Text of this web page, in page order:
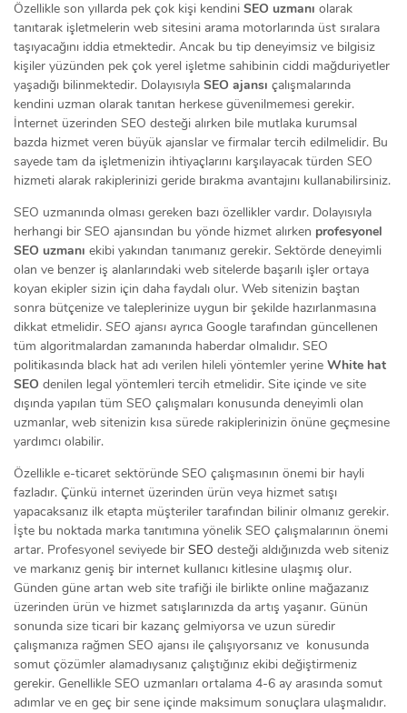
Özellikle son yıllarda pek çok kişi kendini SEO uzmanı olarak
tanıtarak işletmelerin web sitesini arama motorlarında üst sıralara
taşıyacağını iddia etmektedir. Ancak bu tip deneyimsiz ve bilgisiz
kişiler yüzünden pek çok yerel işletme sahibinin ciddi mağduriyetler
yaşadığı bilinmektedir. Dolayısıyla SEO ajansı çalışmalarında
kendini uzman olarak tanıtan herkese güvenilmemesi gerekir.
İnternet üzerinden SEO desteği alırken bile mutlaka kurumsal
bazda hizmet veren büyük ajanslar ve firmalar tercih edilmelidir. Bu
sayede tam da işletmenizin ihtiyaçlarını karşılayacak türden SEO
hizmeti alarak rakiplerinizi geride bırakma avantajını kullanabilirsiniz.
SEO uzmanında olması gereken bazı özellikler vardır. Dolayısıyla
herhangi bir SEO ajansından bu yönde hizmet alırken profesyonel
SEO uzmanı ekibi yakından tanımanız gerekir. Sektörde deneyimli
olan ve benzer iş alanlarındaki web sitelerde başarılı işler ortaya
koyan ekipler sizin için daha faydalı olur. Web sitenizin baştan
sonra bütçenize ve taleplerinize uygun bir şekilde hazırlanmasına
dikkat etmelidir. SEO ajansı ayrıca Google tarafından güncellenen
tüm algoritmalardan zamanında haberdar olmalıdır. SEO
politikasında black hat adı verilen hileli yöntemler yerine White hat
SEO denilen legal yöntemleri tercih etmelidir. Site içinde ve site
dışında yapılan tüm SEO çalışmaları konusunda deneyimli olan
uzmanlar, web sitenizin kısa sürede rakiplerinizin önüne geçmesine
yardımcı olabilir.
Özellikle e-ticaret sektöründe SEO çalışmasının önemi bir hayli
fazladır. Çünkü internet üzerinden ürün veya hizmet satışı
yapacaksanız ilk etapta müşteriler tarafından bilinir olmanız gerekir.
İşte bu noktada marka tanıtımına yönelik SEO çalışmalarının önemi
artar. Profesyonel seviyede bir SEO desteği aldığınızda web siteniz
ve markanız geniş bir internet kullanıcı kitlesine ulaşmış olur.
Günden güne artan web site trafiği ile birlikte online mağazanız
üzerinden ürün ve hizmet satışlarınızda da artış yaşanır. Günün
sonunda size ticari bir kazanç gelmiyorsa ve uzun süredir
çalışmanıza rağmen SEO ajansı ile çalışıyorsanız ve konusunda
somut çözümler alamadıysanız çalıştığınız ekibi değiştirmeniz
gerekir. Genellikle SEO uzmanları ortalama 4-6 ay arasında somut
adımlar ve en geç bir sene içinde maksimum sonuçlara ulaşmalıdır.